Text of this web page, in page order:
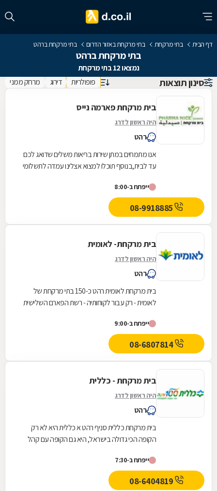
דף הבית בתי מרקחת בתי מרקחת באזור הדרום בתי מרקחת ברהט
בתי מרקחת ברהט
נמצאו 12 בתי מרקחת
סינון תוצאות פופולריות דירוג מרחק ממני
בית מרקחת פארמה נייס
היה ראשון לדרג
רהט
אנו מתמחים במתן שירות בריאות משלים שדואג לכם
עד לבית,בנוסף תוכלו למצוא אצלינו עמדה לתשלומי
חשמל...
ייפתח ב-8:00
08-9918885
בית מרקחת- לאומית
היה ראשון לדרג
רהט
בית מרקחת לאומית רהט כ-150 בתי מרקחת של
לאומית - רק עבור לקוחותיה - רשת הפארם השלישית
ייפתח ב-9:00
08-6807814
בית מרקחת - כללית
היה ראשון לדרג
רהט
בית מרקחת כללית סניף רהט א כללית היא לא רק
הקופה הכי גדולה בישראל, היא גם הקופה עם קהל
גאים לתת...
ייפתח ב-7:30